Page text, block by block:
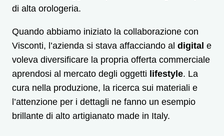
di alta orologeria.
Quando abbiamo iniziato la collaborazione con
Visconti, l’azienda si stava affacciando al digital e
voleva diversificare la propria offerta commerciale
aprendosi al mercato degli oggetti lifestyle. La
cura nella produzione, la ricerca sui materiali e
l’attenzione per i dettagli ne fanno un esempio
brillante di alto artigianato made in Italy.